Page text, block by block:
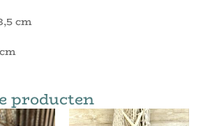
cm
producten